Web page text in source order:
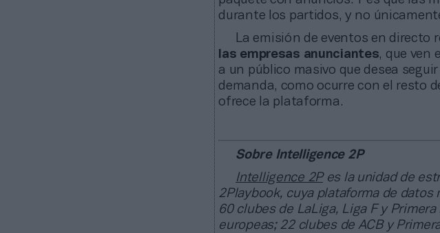
durante los partidos, y no
La emisión de eventos en directo
las empresas anunciantes, que ven
a un público masivo que desea
demanda, como ocurre con el resto
ofrece la plataforma.
Sobre Intelligence 2P
Intelligence 2Pes la unidad de
2Playbook, cuya plataforma de
60 clubes de LaLiga, Liga F y
europeas; 22 clubes de ACB y